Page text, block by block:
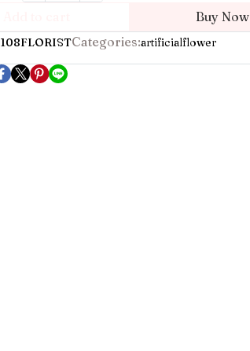
Buy Now
108FLORISTCategories:artificialflower